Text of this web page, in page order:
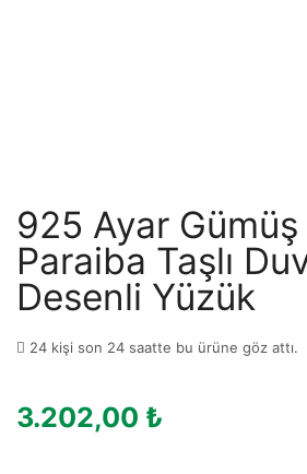
925 Ayar Gümüş
Paraiba Taşlı
Desenli Yüzük
24 kişi son 24 saatte bu ürüne göz attı.
3.202,00 ₺